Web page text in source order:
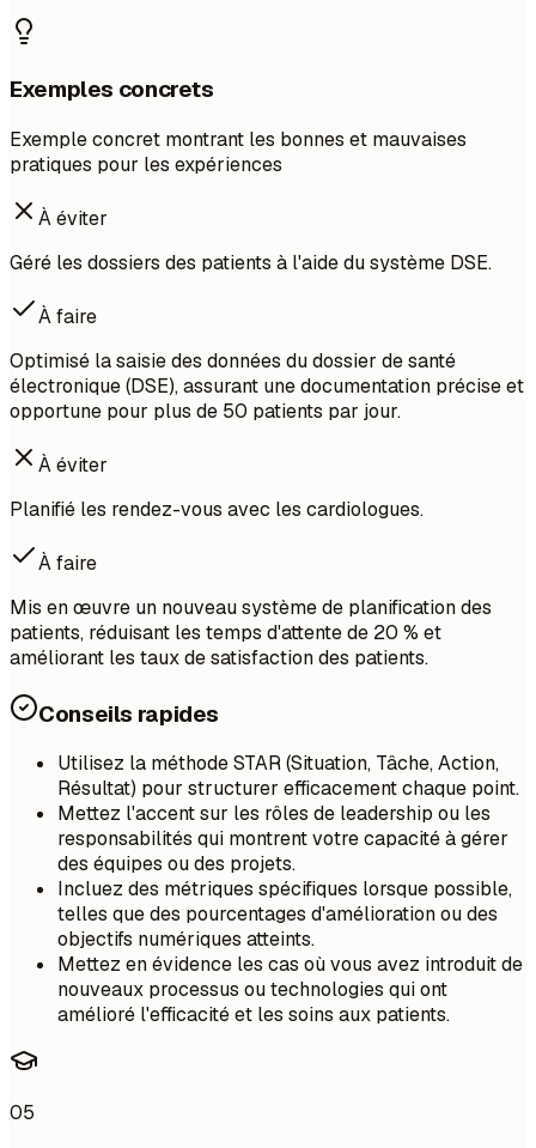
Exemples concrets
Exemple concret montrant les bonnes et mauvaises
pratiques pour les expériences
À éviter
Géré les dossiers des patients à l'aide du système DSE.
À faire
Optimisé la saisie des données du dossier de santé
électronique (DSE), assurant une documentation précise et
opportune pour plus de 50 patients par jour.
À éviter
Planifié les rendez-vous avec les cardiologues.
À faire
Mis en œuvre un nouveau système de planification des
patients, réduisant les temps d'attente de 20 % et
améliorant les taux de satisfaction des patients.
Conseils rapides
Utilisez la méthode STAR (Situation, Tâche, Action,
Résultat) pour structurer efficacement chaque point.
Mettez l'accent sur les rôles de leadership ou les
responsabilités qui montrent votre capacité à gérer
des équipes ou des projets.
Incluez des métriques spécifiques lorsque possible,
telles que des pourcentages d'amélioration ou des
objectifs numériques atteints.
Mettez en évidence les cas où vous avez introduit de
nouveaux processus ou technologies qui ont
amélioré l'efficacité et les soins aux patients.
05